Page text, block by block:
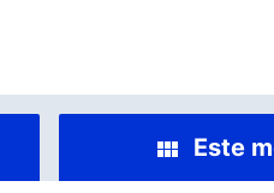
Este